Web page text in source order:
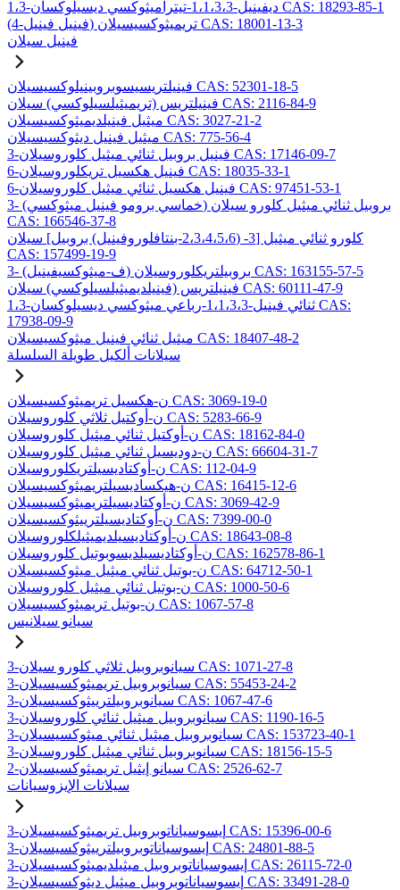
1،3-ديفينيل-1،1،3،3-تيتراميثوكسي ديسيلوكسان CAS: 18293-85-1
(4-فينيل فينيل) تريميثوكسيسيلان CAS: 18001-13-3
فينيل سيلان
فينيلتريسيسوبروبينيلوكسيسيلان CAS: 52301-18-5
فينيلتريس (تريميثيلسيلوكسي) سيلان CAS: 2116-84-9
ميثيل فينيلديميثوكسيسيلان CAS: 3027-21-2
ميثيل فينيل ديثوكسيسيلان CAS: 775-56-4
3-فينيل بروبيل ثنائي ميثيل كلوروسيلان CAS: 17146-09-7
6-فينيل هكسيل تريكلوروسيلان CAS: 18035-33-1
6-فينيل هكسيل ثنائي ميثيل كلوروسيلان CAS: 97451-53-1
3- (خماسي برومو فينيل ميثوكسي) بروبيل ثنائي ميثيل كلورو سيلان
CAS: 166546-37-8
كلورو ثنائي ميثيل [3- (2،3،4،5،6-بنتافلوروفينيل) بروبيل] سيلان
CAS: 157499-19-9
3- (ف-ميثوكسيفينيل) بروبيلتريكلوروسيلان CAS: 163155-57-5
فينيلتريس (فينيلديميثيلسيلوكسي) سيلان CAS: 60111-47-9
1،3-ثنائي فينيل-1،1،3،3-رباعي ميثوكسي ديسيلوكسان CAS:
17938-09-9
ميثيل ثنائي فينيل ميثوكسيسيلان CAS: 18407-48-2
سيلانات ألكيل طويلة السلسلة
ن-هكسيل تريميثوكسيسيلان CAS: 3069-19-0
ن-أوكتيل ثلاثي كلوروسيلان CAS: 5283-66-9
ن-أوكتيل ثنائي ميثيل كلوروسيلان CAS: 18162-84-0
ن-دوديسيل ثنائي ميثيل كلوروسيلان CAS: 66604-31-7
ن-أوكتاديسيلتريكلوروسيلان CAS: 112-04-9
ن-هيكساديسيلتريميثوكسيسيلان CAS: 16415-12-6
ن-أوكتاديسيلتريميثوكسيسيلان CAS: 3069-42-9
ن-أوكتاديسيلترييثوكسيسيلان CAS: 7399-00-0
ن-أوكتاديسيلديميثيلكلوروسيلان CAS: 18643-08-8
ن-أوكتاديسيلديسوبوتيل كلوروسيلان CAS: 162578-86-1
ن-بوتيل ثنائي ميثيل ميثوكسيسيلان CAS: 64712-50-1
ن-بوتيل ثنائي ميثيل كلوروسيلان CAS: 1000-50-6
ن-بوتيل تريميثوكسيسيلان CAS: 1067-57-8
سيانو سيلانيس
3-سيانوبروبيل ثلاثي كلورو سيلان CAS: 1071-27-8
3-سيانوبروبيل تريميثوكسيسيلان CAS: 55453-24-2
3-سيانوبروبيلترييثوكسيسيلان CAS: 1067-47-6
3-سيانوبروبيل ميثيل ثنائي كلوروسيلان CAS: 1190-16-5
3-سيانوبروبيل ميثيل ثنائي ميثوكسيسيلان CAS: 153723-40-1
3-سيانوبروبيل ثنائي ميثيل كلوروسيلان CAS: 18156-15-5
2-سيانو إيثيل تريميثوكسيسيلان CAS: 2526-62-7
سيلانات الإيزوسيانات
3-إيسوسياناتوبروبيل تريميثوكسيسيلان CAS: 15396-00-6
3-إيسوسياناتوبروبيلترييثوكسيسيلان CAS: 24801-88-5
3-إيسوسياناتوبروبيل ميثيلديميثوكسيسيلان CAS: 26115-72-0
3-إيسوسياناتوبروبيل ميثيل ديثوكسيسيلان CAS: 33491-28-0